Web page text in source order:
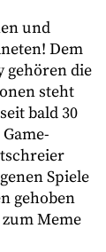
und
Dem
gehören die
steht
bald 30
Spiele
gehoben
Meme